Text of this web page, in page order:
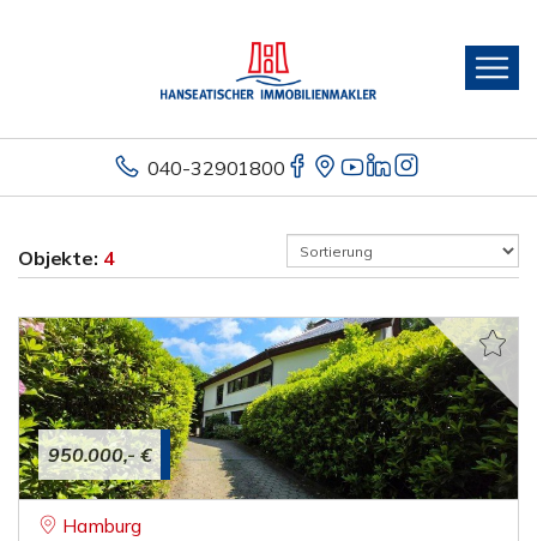
040-32901800
Objekte: 4
950.000,- €
Hamburg